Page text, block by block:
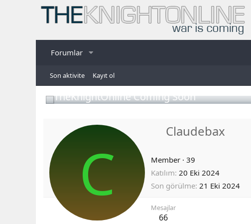
Forumlar
Son aktivite Kayıt ol
TheKnightOnline Coming Soon
C
Claudebax
Member · 39
Katılım 20 Eki 2024
Son görülme 21 Eki 2024
Mesajlar
66